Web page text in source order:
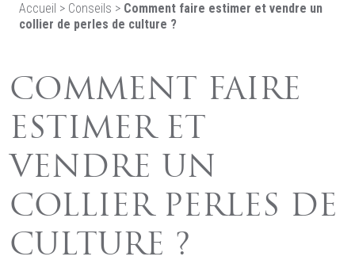
Accueil > Conseils > Comment faire estimer et vendre un
collier de perles de culture ?
COMMENT FAIRE
ESTIMER ET
VENDRE UN
COLLIER PERLES DE
CULTURE ?